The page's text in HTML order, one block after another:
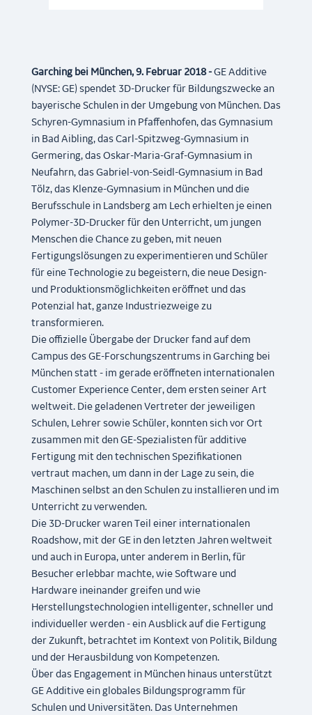
Garching bei München, 9. Februar 2018 -GE Additive
(NYSE: GE) spendet 3D-Drucker für Bildungszwecke an
bayerische Schulen in der Umgebung von München. Das
Schyren-Gymnasium in Pfaffenhofen, das Gymnasium
in Bad Aibling, das Carl-Spitzweg-Gymnasium in
Germering, das Oskar-Maria-Graf-Gymnasium in
Neufahrn, das Gabriel-von-Seidl-Gymnasium in Bad
Tölz, das Klenze-Gymnasium in München und die
Berufsschule in Landsberg am Lech erhielten je einen
Polymer-3D-Drucker für den Unterricht, um jungen
Menschen die Chance zu geben, mit neuen
Fertigungslösungen zu experimentieren und Schüler
für eine Technologie zu begeistern, die neue Design-
und Produktionsmöglichkeiten eröffnet und das
Potenzial hat, ganze Industriezweige zu
transformieren.
Die offizielle Übergabe der Drucker fand auf dem
Campus des GE-Forschungszentrums in Garching bei
München statt - im gerade eröffneten internationalen
Customer Experience Center, dem ersten seiner Art
weltweit. Die geladenen Vertreter der jeweiligen
Schulen, Lehrer sowie Schüler, konnten sich vor Ort
zusammen mit den GE-Spezialisten für additive
Fertigung mit den technischen Spezifikationen
vertraut machen, um dann in der Lage zu sein, die
Maschinen selbst an den Schulen zu installieren und im
Unterricht zu verwenden.
Die 3D-Drucker waren Teil einer internationalen
Roadshow, mit der GE in den letzten Jahren weltweit
und auch in Europa, unter anderem in Berlin, für
Besucher erlebbar machte, wie Software und
Hardware ineinander greifen und wie
Herstellungstechnologien intelligenter, schneller und
individueller werden - ein Ausblick auf die Fertigung
der Zukunft, betrachtet im Kontext von Politik, Bildung
und der Herausbildung von Kompetenzen.
Über das Engagement in München hinaus unterstützt
GE Additive ein globales Bildungsprogramm für
Schulen und Universitäten. Das Unternehmen